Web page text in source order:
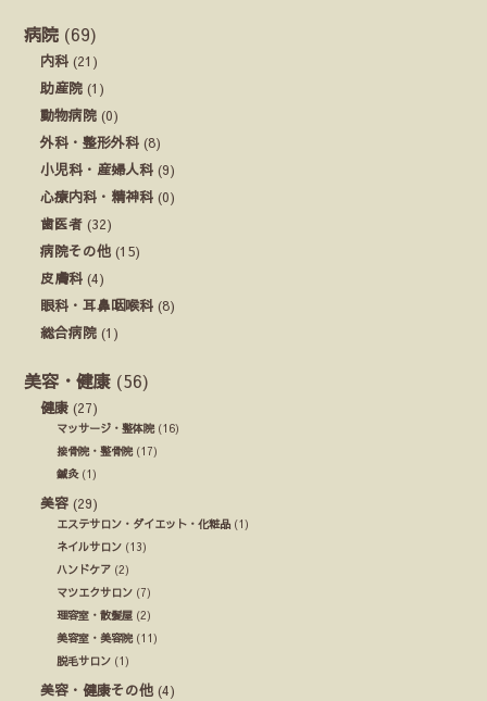
病院 (69)
内科 (21)
助産院 (1)
動物病院 (0)
外科・整形外科 (8)
小児科・産婦人科 (9)
心療内科・精神科 (0)
歯医者 (32)
病院その他 (15)
皮膚科 (4)
眼科・耳鼻咽喉科 (8)
総合病院 (1)
美容・健康 (56)
健康 (27)
マッサージ・整体院(16)
接骨院・整骨院(17)
鍼灸(1)
美容 (29)
エステサロン・ダイエット・化粧品 (1)
ネイルサロン (13)
ハンドケア (2)
マツエクサロン (7)
理容室・散髪屋 (2)
美容室・美容院(11)
脱毛サロン (1)
美容・健康その他 (4)